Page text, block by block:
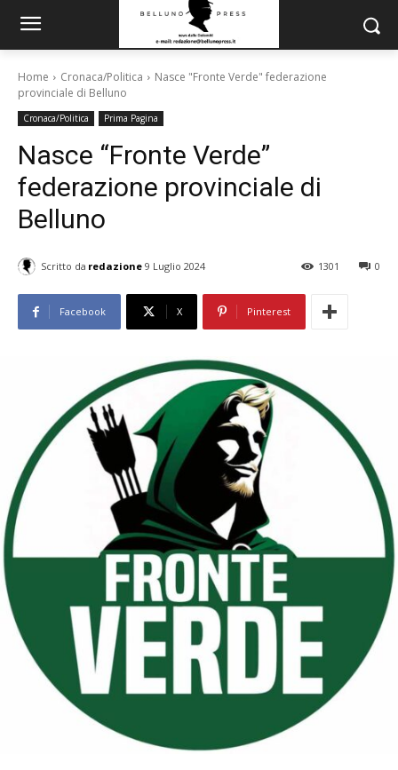
Home Cronaca/Politica
Nasce "Fronte Verde" federazione
provinciale di Belluno
Cronaca/Politica Prima Pagina
Nasce “Fronte Verde”
federazione provinciale di
Belluno
Scritto da redazione 9 Luglio 2024 0
1301
Facebook X Pinterest